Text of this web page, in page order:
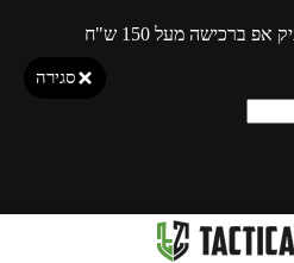
ברכישה מעל 150 ש"ח
סגירה